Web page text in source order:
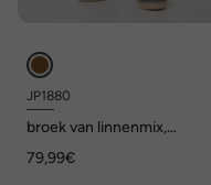
JP1880
broek van linnenmix,
79,99€